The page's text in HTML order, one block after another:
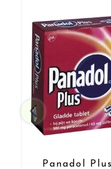
160 mg
0,2 mg Melatonin.
Zutaten
SOJAÖL, Gelatine,
Sorbit, Wasser,
(Milch), Antibackmittel:
LEIKTHIN, Farbstoffe:
Siliciumdioxid,
Verwenden Sie
Nehmen Sie 2 Caps
Lesen Sie vor dem
Panadol Plus